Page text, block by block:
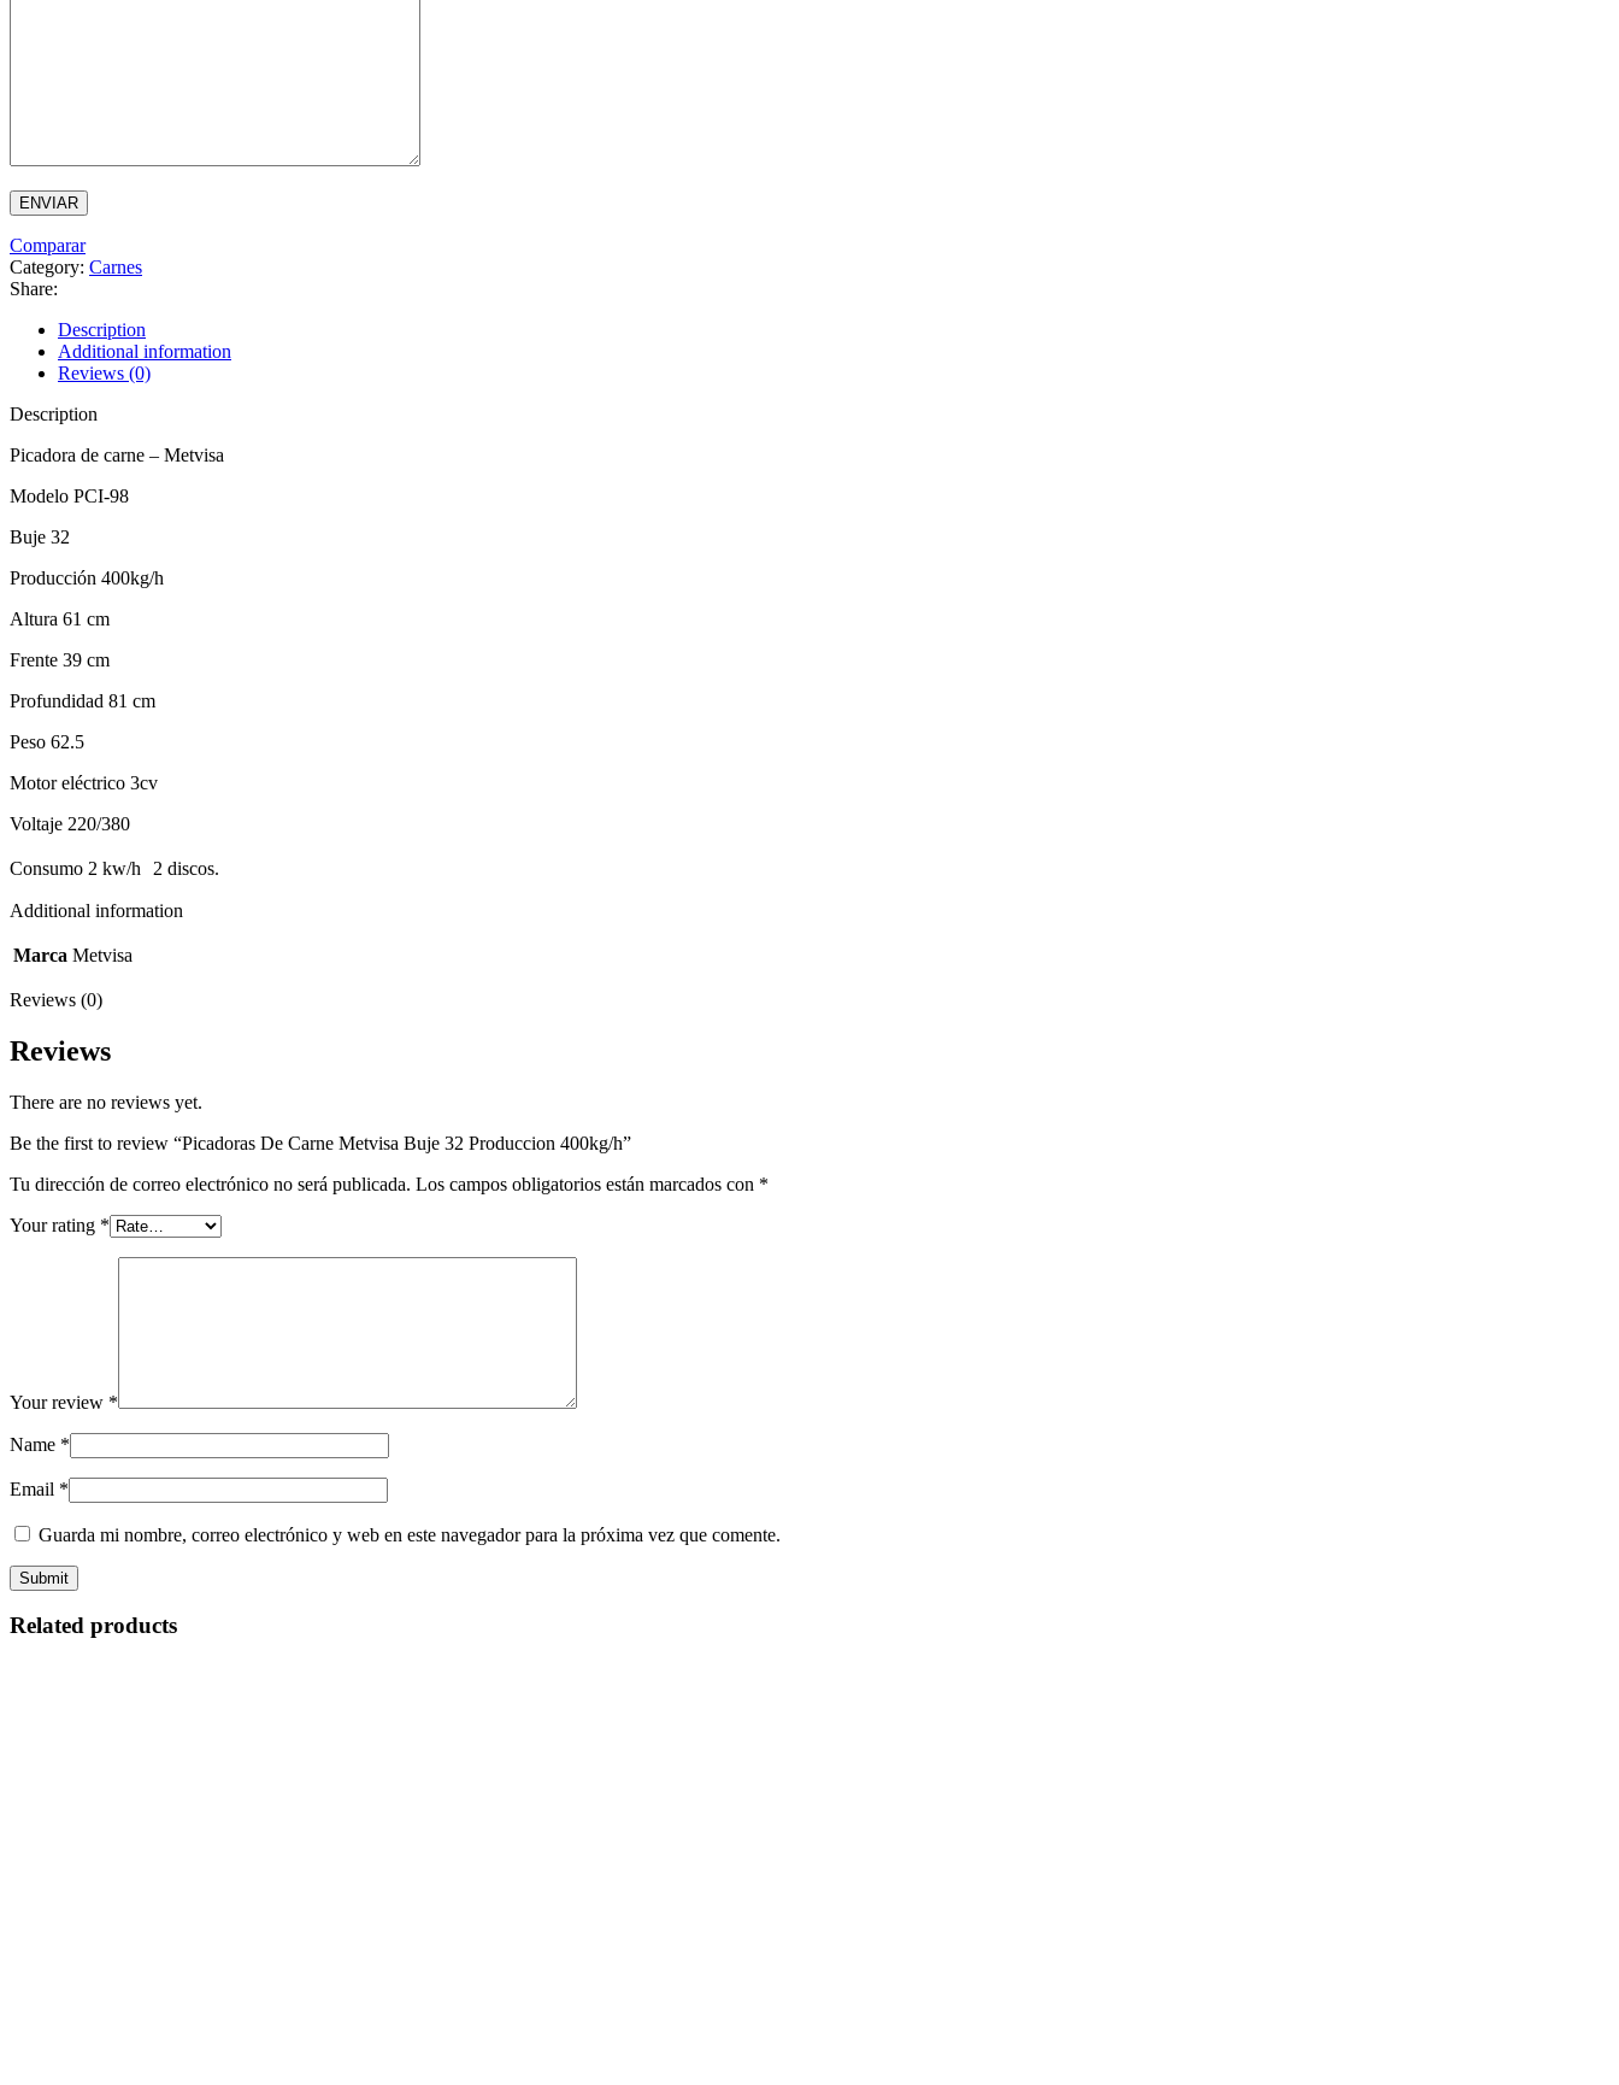
Comparar
Category: Carnes
Share:
Description
Additional information
Reviews (0)
Description
Picadora de carne – Metvisa
Modelo PCI-98
Buje 32
Producción 400kg/h
Altura 61 cm
Frente 39 cm
Profundidad 81 cm
Peso 62.5
Motor eléctrico 3cv
Voltaje 220/380
Consumo 2 kw/h 2 discos.
Additional information
Marca Metvisa
Reviews (0)
Reviews
There are no reviews yet.
Be the first to review “Picadoras De Carne Metvisa Buje 32 Produccion 400kg/h”
Tu dirección de correo electrónico no será publicada. Los campos obligatorios están marcados con *
Your rating *
Your review *
Name *
Email *
Guarda mi nombre, correo electrónico y web en este navegador para la próxima vez que comente.
Related products